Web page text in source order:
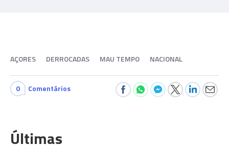
AÇORES DERROCADAS MAU TEMPO NACIONAL
0 Comentários
Últimas